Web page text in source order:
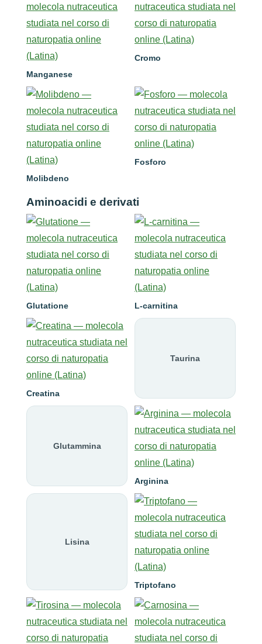
Manganese
Cromo
Molibdeno
Fosforo
Aminoacidi e derivati
Glutatione L-carnitina
Creatina
Taurina
Glutammina
Arginina
Lisina
Triptofano